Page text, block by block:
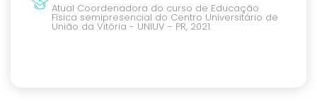
Atual Coordenadora do curso de Educação
Física semipresencial do Centro Universitário de
União da Vitória - UNIUV - PR, 2021.